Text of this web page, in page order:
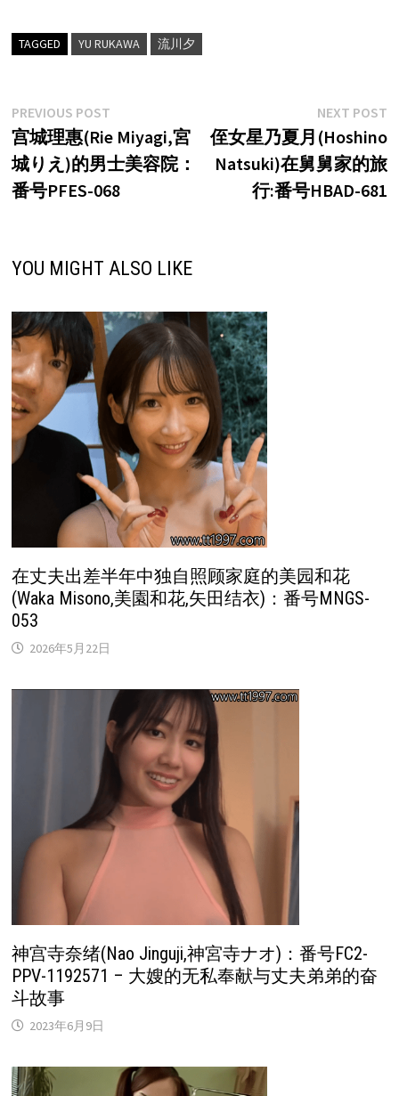
TAGGED YU RUKAWA 流川夕
文
章
导
PREVIOUS POSTPrevious
post:
宫城理惠(Rie Miyagi,宮
城りえ)的男士美容院：
番号PFES-068
NEXT POST
侄女星乃夏月(Hoshino
Natsuki)在舅舅家的旅
行:番号HBAD-681
YOU MIGHT ALSO LIKE
在丈夫出差半年中独自照顾家庭的美园和花
(Waka Misono,美園和花,矢田结衣)：番号MNGS-
053
2026年5月22日
神宫寺奈绪(Nao Jinguji,神宮寺ナオ)：番号FC2-
PPV-1192571 – 大嫂的无私奉献与丈夫弟弟的奋
斗故事
2023年6月9日